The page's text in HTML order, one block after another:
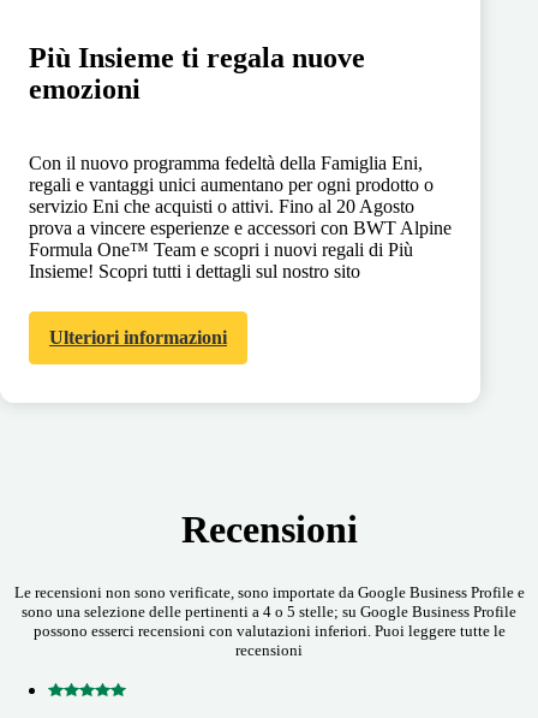
Più Insieme ti regala nuove
emozioni
Con il nuovo programma fedeltà della Famiglia Eni,
regali e vantaggi unici aumentano per ogni prodotto o
servizio Eni che acquisti o attivi. Fino al 20 Agosto
prova a vincere esperienze e accessori con BWT Alpine
Formula One™ Team e scopri i nuovi regali di Più
Insieme! Scopri tutti i dettagli sul nostro sito
Ulteriori informazioni
Recensioni
Le recensioni non sono verificate, sono importate da Google Business Profile e
sono una selezione delle pertinenti a 4 o 5 stelle; su Google Business Profile
possono esserci recensioni con valutazioni inferiori. Puoi leggere tutte le
recensioni